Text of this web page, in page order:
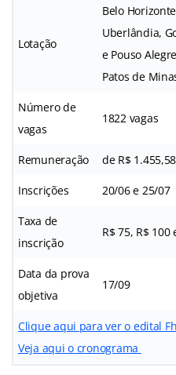
Lotação
Belo
Uberlândia,
e Pouso
Patos de
Número de
vagas
1822 vagas
Remuneração de R$
Inscrições 20/06 e 25/07
Taxa de
inscrição
R$ 75, R$ 100
Data da prova
objetiva
17/09
Clique aqui para ver o edital
Veja aqui o cronograma